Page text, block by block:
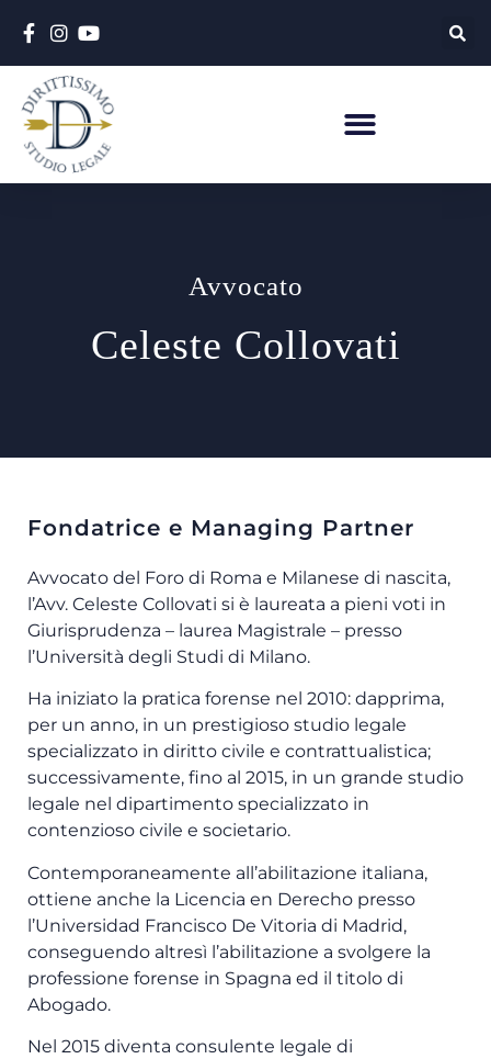
Avvocato
Celeste Collovati
Fondatrice e Managing Partner
Avvocato del Foro di Roma e Milanese di nascita,
l’Avv. Celeste Collovati si è laureata a pieni voti in
Giurisprudenza – laurea Magistrale – presso
l’Università degli Studi di Milano.
Ha iniziato la pratica forense nel 2010: dapprima,
per un anno, in un prestigioso studio legale
specializzato in diritto civile e contrattualistica;
successivamente, fino al 2015, in un grande studio
legale nel dipartimento specializzato in
contenzioso civile e societario.
Contemporaneamente all’abilitazione italiana,
ottiene anche la Licencia en Derecho presso
l’Universidad Francisco De Vitoria di Madrid,
conseguendo altresì l’abilitazione a svolgere la
professione forense in Spagna ed il titolo di
Abogado.
Nel 2015 diventa consulente legale di